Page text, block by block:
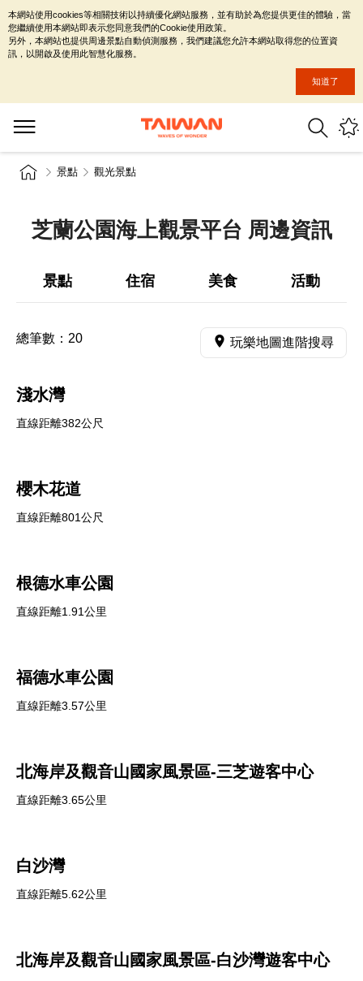
景點 觀光景點
芝蘭公園海上觀景平台 周邊資訊
景點 住宿 美食 活動
總筆數： 20 玩樂地圖進階搜尋
淺水灣
直線距離382公尺
櫻木花道
直線距離801公尺
根德水車公園
直線距離1.91公里
福德水車公園
直線距離3.57公里
北海岸及觀音山國家風景區-三芝遊客中心
直線距離3.65公里
白沙灣
直線距離5.62公里
北海岸及觀音山國家風景區-白沙灣遊客中心
本網站使用cookies等相關技術以持續優化網站服務，並有助於為您提供更佳的體驗，當
您繼續使用本網站即表示您同意我們的Cookie使用政策。
另外，本網站也提供周邊景點自動偵測服務，我們建議您允許本網站取得您的位置資
訊，以開啟及使用此智慧化服務。
知道了